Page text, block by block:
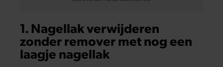
1. Nagellak verwijderen
zonder remover met nog een
laagje nagellak